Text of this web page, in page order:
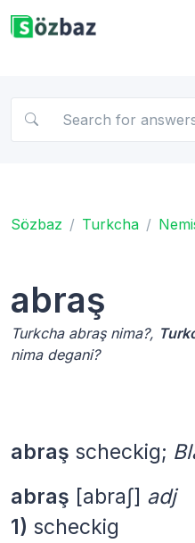
Sözbaz Turkcha
abraş
Turkcha abraş nima?,
nima degani?
abraş scheckig;
abraş [abraʃ] adj
1) scheckig